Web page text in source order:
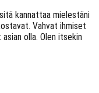
kannattaa mielestäni
Vahvat ihmiset
olla. Olen itsekin